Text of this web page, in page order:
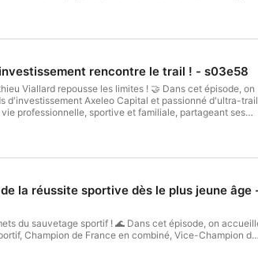
rencontre le trail ! - s03e58
Viallard repousse les limites ! 🤝 Dans cet épisode, on
d'investissement Axeleo Capital et passionné d'ultra-
professionnelle, sportive et familiale, partageant ses
et la préparation. 🎧 Bon épisode ! 🎙️ Écoutez -
: * Notre livre “Secrets de Champion” est en
sportifs Français, de moins de 24 ans, les plus
•⁠ ⁠"🏃‍♂️ Quand tu cours en trail, c'est
avec la nature." 💬 Restez connectés et engagés !
de revivre cet échange. Ça se passe sur
vous connaissez ? C'est le livre issu des premières
la réussite sportive dès le plus jeune âge
du sauvetage sportif ! 🌊 Dans cet épisode, on
Champion de France en combiné, Vice-Champion de
nous raconte comment il a atteint ces exploits,